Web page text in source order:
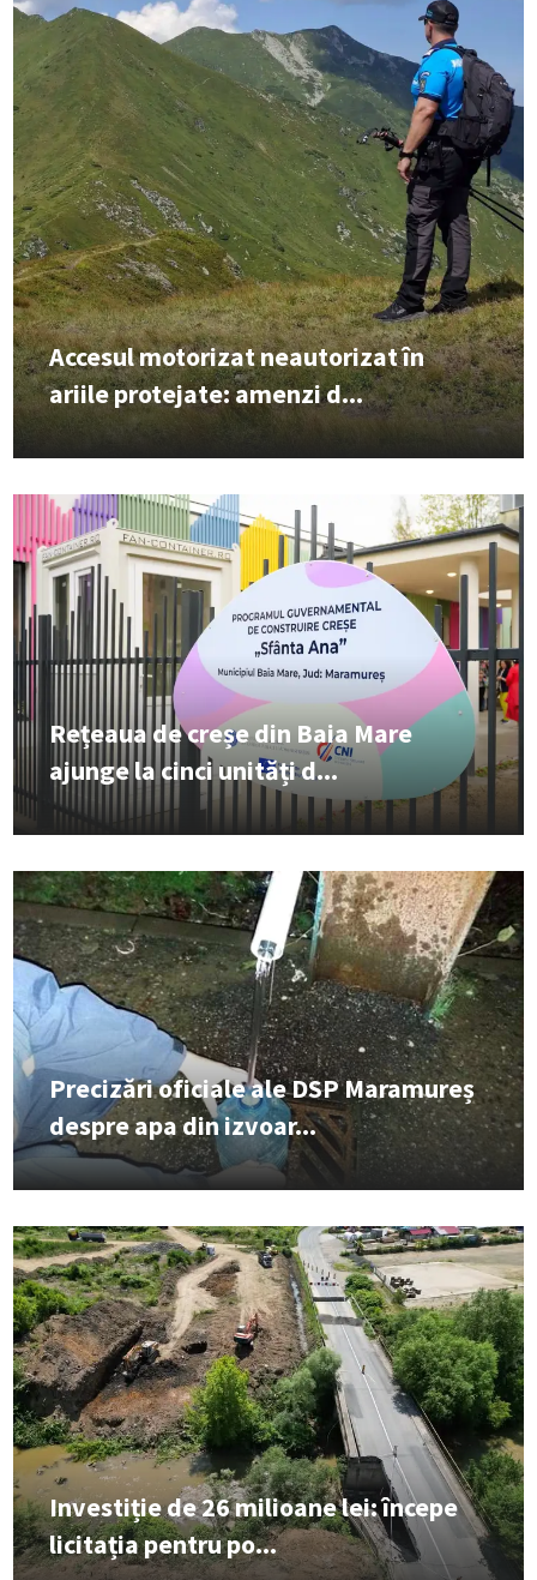
Accesul motorizat neautorizat în
ariile protejate: amenzi d...
Rețeaua de creșe din Baia Mare
ajunge la cinci unități d...
Precizări oficiale ale DSP Maramureș
despre apa din izvoar...
Investiție de 26 milioane lei: începe
licitația pentru po...